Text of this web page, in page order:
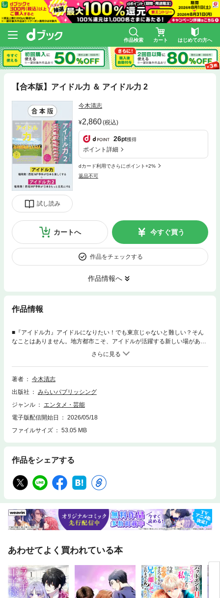
作品検索 カート はじめての方へ
【合本版】アイドル力 ＆ アイドル力 2
試し読み
今木清志
2,860(税込)
26pt獲得
ポイント詳細
dカード利用でさらにポイント+2%
返品不可
カートへ 今すぐ買う
作品をチェックする
作品情報へ
作品情報
■『アイドル力』アイドルになりたい！でも東京じゃないと難しい？そん
なことはありません。地方都市こそ、アイドルが活躍する新しい場がある
のです。東京のテレビプロデューサーだった著者は、死の間際に立ったこ
とをきっかけに、それまで積み上げたテレビプロデューサーとしての能力
や経験を若い人に受け継ぐという道を選びました。そして福岡の大学教授
となってアイドルを育て始めました。アイドルを、地方都市でどう育てる
きながら、地方都市におけるアイドルの生み出し方や役割を解説します。
さらに著者がテレビの現場を共にしたプロの人々からの学びや経験をもと
す。また本書では、エンターテインメントの世界で活躍する人々が、地方
でエンタメ発信する魅力を語っています。どの土地にもそれぞれの魅力が
力』の出版から1年。著者・今木教授（元テレビ朝日プロデューサー）や
西短の学生アイドルたちを取り巻く環境がさらに進化しました！福岡でさ
らに愛され、活動の幅を広げ、学生アイドルたちが地域を盛り上げ、「地
方創生」の一翼を担っている様子をお伝えします。西短を卒業した学生
が、プロのアイドルへ！元アイドルが、新入生として入学！巻頭カラーで
で活躍する姿をご覧いただけます。九州からエンタメを発信する著名人た
ちによるエンタメ対談も充実。
著者
今木清志
出版社
みらいパブリッシング
ジャンル
エンタメ・芸能
電子版配信開始日
2026/05/18
ファイルサイズ
53.05 MB
作品をシェアする
あわせてよく買われている本